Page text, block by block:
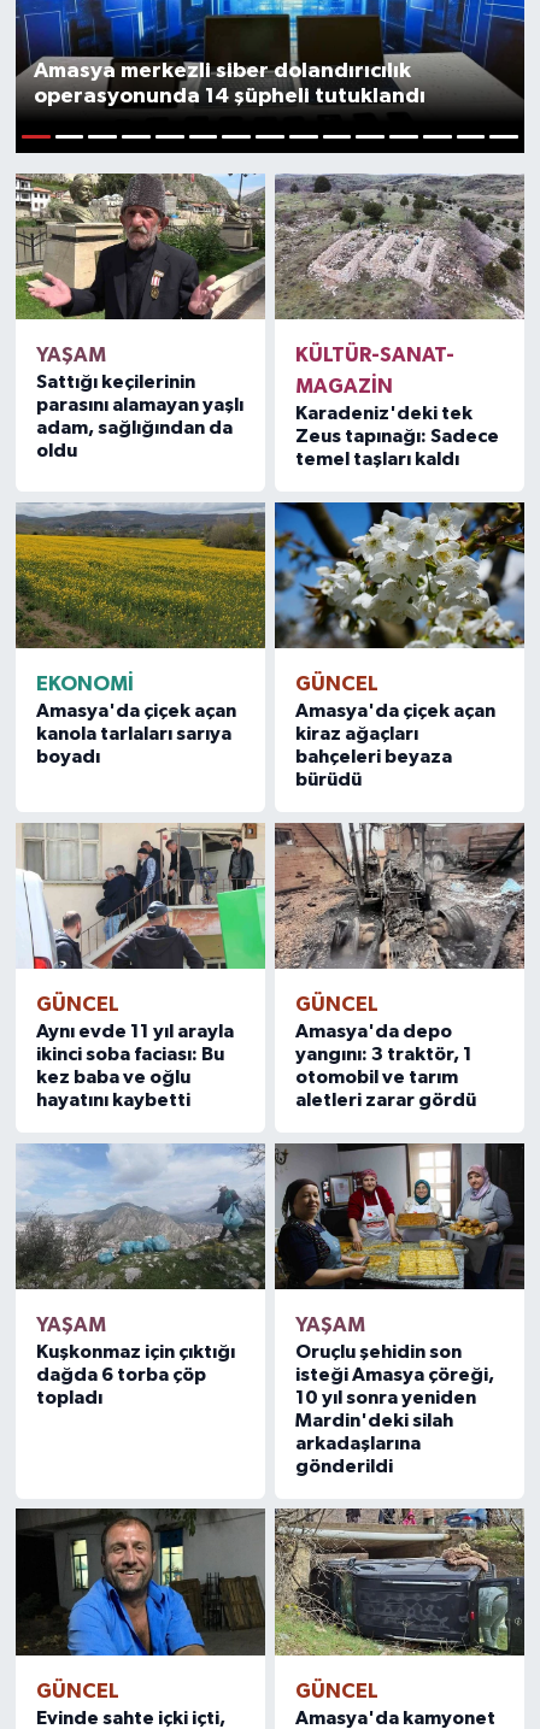
Amasya merkezli siber dolandırıcılık
operasyonunda 14 şüpheli tutuklandı
YAŞAM
Sattığı keçilerinin
parasını alamayan yaşlı
adam, sağlığından da
oldu
KÜLTÜR-SANAT-
MAGAZİN
Karadeniz'deki tek
Zeus tapınağı: Sadece
temel taşları kaldı
EKONOMİ
Amasya'da çiçek açan
kanola tarlaları sarıya
boyadı
GÜNCEL
Amasya'da çiçek açan
kiraz ağaçları
bahçeleri beyaza
bürüdü
GÜNCEL
Aynı evde 11 yıl arayla
ikinci soba faciası: Bu
kez baba ve oğlu
hayatını kaybetti
GÜNCEL
Amasya'da depo
yangını: 3 traktör, 1
otomobil ve tarım
aletleri zarar gördü
YAŞAM
Kuşkonmaz için çıktığı
dağda 6 torba çöp
topladı
YAŞAM
Oruçlu şehidin son
isteği Amasya çöreği,
10 yıl sonra yeniden
Mardin'deki silah
arkadaşlarına
gönderildi
GÜNCEL
Evinde sahte içki içti,
GÜNCEL
Amasya'da kamyonet
ÖZEL HABER
RÖPORTAJLAR
SİYASET
GÜNCEL
SPOR
YAŞAM